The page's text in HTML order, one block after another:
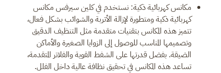
مكانس كهربائية ذكية: نستخدم في كلين سيرفس مكانس
كهربائية ذكية ومتطورة لإزالة الأتربة والشوائب بشكل فعال،
تتميز هذه المكانس بتقنيات متقدمة مثل التنظيف الدقيق
وتصميمها المناسب للوصول إلى الزوايا الصغيرة والأماكن
الضيقة. بفضل قدرتها على الشفط القوية والفلاتر المتقدمة،
تساعد هذه المكانس في تحقيق نظافة عالية داخل الفلل.